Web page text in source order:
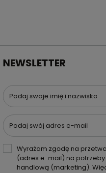
NEWSLETTER
Podaj swoje imię i nazwisko
Podaj swój adres e-mail
Wyrażam zgodę na
(adres e-mail) na potrzeby
handlową (marketing).